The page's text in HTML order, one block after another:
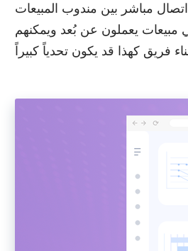
سرّع مراجعات التصميم وحسّن التواصل مع العملاء.
مباشر بين مندوب المبيعات
يعملون عن بُعد ويمكنهم